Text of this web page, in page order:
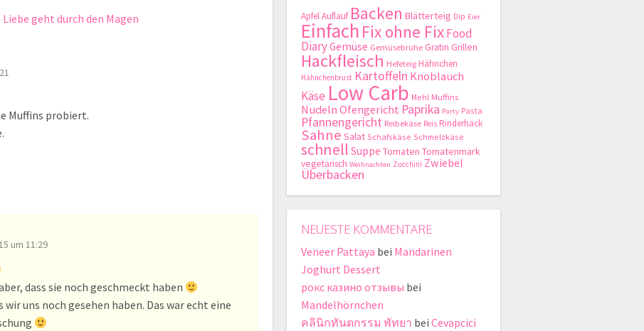
geht durch den Magen
Muffins probiert.
um 11:29
dass sie noch geschmeckt haben
wir uns noch gesehen haben. Das war echt eine
ApfelAuflauf Backen Blätterteig Dip Eier
Einfach Fix ohne FixFood
DiaryGemüse Gemüsebrühe Gratin Grillen
Hackfleisch Hefeteig Hähnchen
Hähnchenbrust Kartoffeln Knoblauch
Käse Low Carb Mehl Muffins
NudelnOfengericht Paprika Party Pasta
Pfannengericht Reibekäse Reis Rinderhack
Sahne Salat Schafskäse Schmelzkäse
schnell Suppe Tomaten Tomatenmark
vegetarisch Weihnachten Zucchini Zwiebel
Überbacken
NEUESTE KOMMENTARE
Veneer Pattaya bei Mandarinen
Joghurt Dessert
рокс казино отзывы bei
Mandelhörnchen
คลินิกทันตกรรม พัทยา bei Cevapcici